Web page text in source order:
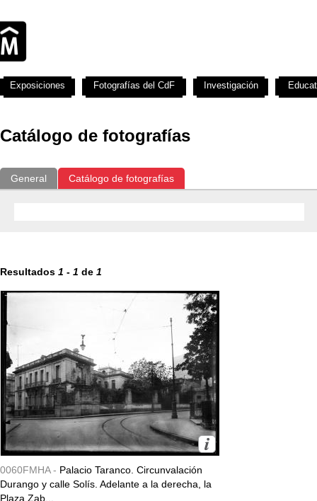
Catálogo de fotografías
General Catálogo de fotografías
Resultados 1 - 1 de 1
0060FMHA - Palacio Taranco. Circunvalación
Durango y calle Solís. Adelante a la derecha, la
Plaza Zab...
Exposiciones Fotografías del CdF Investigación